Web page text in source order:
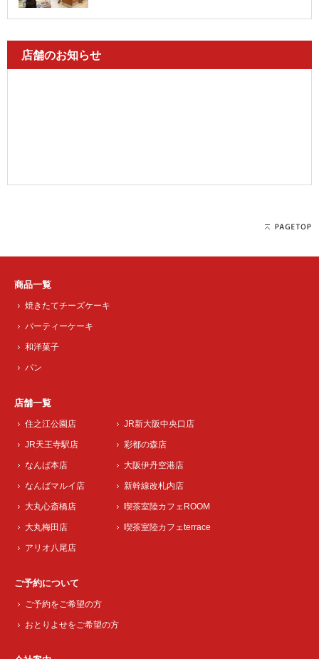
店舗のお知らせ
商品一覧
焼きたてチーズケーキ
パーティーケーキ
和洋菓子
パン
店舗一覧
住之江公園店
JR天王寺駅店
なんば本店
なんばマルイ店
大丸心斎橋店
大丸梅田店
アリオ八尾店
JR新大阪中央口店
彩都の森店
大阪伊丹空港店
新幹線改札内店
喫茶室陸カフェROOM
喫茶室陸カフェterrace
ご予約について
ご予約をご希望の方
おとりよせをご希望の方